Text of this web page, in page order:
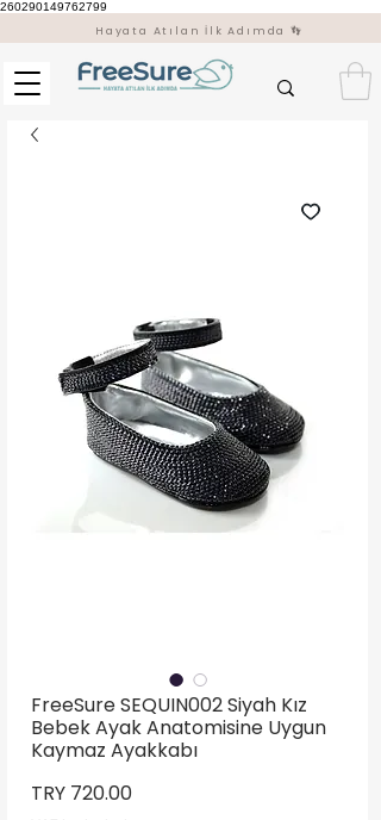
260290149762799
Hayata Atılan İlk Adımda 👣
FreeSure SEQUIN002 Siyah Kız
Bebek Ayak Anatomisine Uygun
Kaymaz Ayakkabı
TRY 720.00Price